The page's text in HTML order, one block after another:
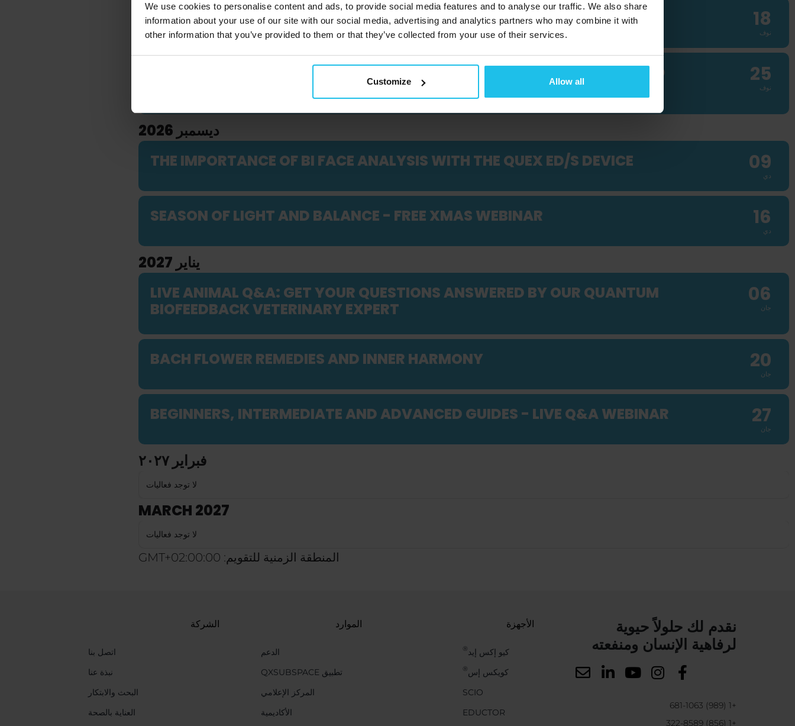
We use cookies to personalise content and ads, to provide social media features and to analyse our traffic. We also share
information about your use of our site with our social media, advertising and analytics partners who may combine it with
other information that you’ve provided to them or that they’ve collected from your use of their services.
Customize Allow all
18
نوف
AUTUMN ORGAN SYSTEM WEBINAR
25
نوف
URINARY TRACT DISORDERS IN SMALL ANIMALS: CAUSES, SUPPORT, AND
ديسمبر 2026
09
دي
THE IMPORTANCE OF BI FACE ANALYSIS WITH THE QUEX ED/S DEVICE
16
دي
SEASON OF LIGHT AND BALANCE - FREE XMAS WEBINAR
يناير 2027
06
جان
LIVE ANIMAL Q&A: GET YOUR QUESTIONS ANSWERED BY OUR QUANTUM
BIOFEEDBACK VETERINARY EXPERT
20
جان
BACH FLOWER REMEDIES AND INNER HARMONY
27
جان
BEGINNERS, INTERMEDIATE AND ADVANCED GUIDES - LIVE Q&A WEBINAR
فبراير ٢٠٢٧
لا توجد فعاليات
MARCH 2027
لا توجد فعاليات
المنطقة الزمنية للتقويم: GMT+02:00:00
نقدم لك حلولاً حيوية
لرفاهية الإنسان ومنفعته
+1 (989) 681-1063
+1 (856) 322-8589
الأجهزة
كيو إكس إيد ®
كويكس إس ®
SCIO
EDUCTOR
الموارد
الدعم
تطبيق QXSUBSPACE
المركز الإعلامي
الأكاديمية
الشركة
اتصل بنا
نبذة عنا
البحث والابتكار
العناية بالصحة